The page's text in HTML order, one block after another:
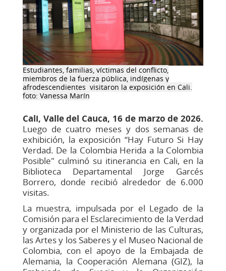
Estudiantes, familias, víctimas del conflicto,
miembros de la fuerza pública, indígenas y
afrodescendientes visitaron la exposición en Cali.​​
foto: Vanessa Marín
Cali, Valle del Cauca, 16 de marzo de 2026.
Luego de cuatro meses y dos semanas de
exhibición, la exposición “Hay Futuro Si Hay
Verdad. De la Colombia Herida a la Colombia
Posible" culminó su itinerancia en Cali, en la
Biblioteca Departamental Jorge Garcés
Borrero, donde recibió alrededor de 6.000
visitas.
La muestra, impulsada por el Legado de la
Comisión para el Esclarecimiento de la Verdad
y organizada por el Ministerio de las Culturas,
las Artes y los Saberes y el Museo Nacional de
Colombia, con el apoyo de la Embajada de
Alemania, la Cooperación Alemana (GIZ), la